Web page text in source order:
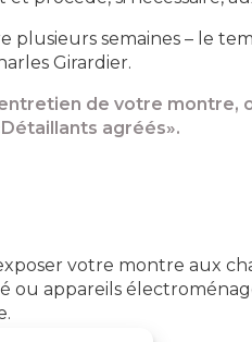
plusieurs semaines – le
Girardier.
de votre montre,
agréés».
votre montre aux
ou appareils